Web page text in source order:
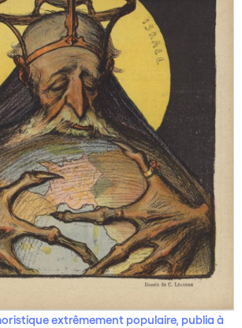
extrêmement populaire, publia à